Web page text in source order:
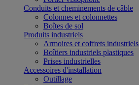
Conduits et cheminements de câble
Colonnes et colonnettes
Boîtes de sol
Produits industriels
Armoires et coffrets industriels
Boîtiers industriels plastiques
Prises industrielles
Accessoires d'installation
Outillage